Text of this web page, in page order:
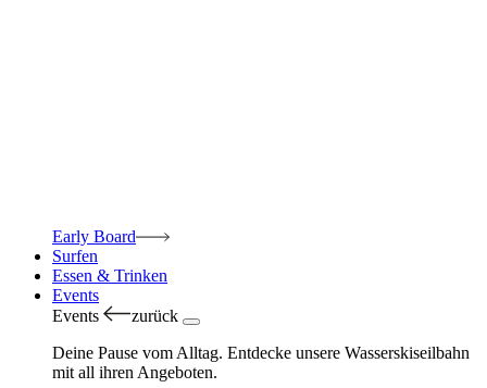
Early Board
Surfen
Essen & Trinken
Events
Events
zurück
Deine Pause vom Alltag. Entdecke unsere Wasserskiseilbahn
mit all ihren Angeboten.